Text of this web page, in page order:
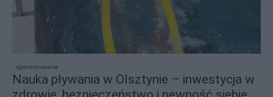
sponsorowane
Nauka pływania w Olsztynie – inwestycja w